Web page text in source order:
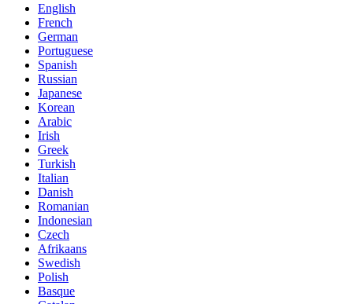
English
French
German
Portuguese
Spanish
Russian
Japanese
Korean
Arabic
Irish
Greek
Turkish
Italian
Danish
Romanian
Indonesian
Czech
Afrikaans
Swedish
Polish
Basque